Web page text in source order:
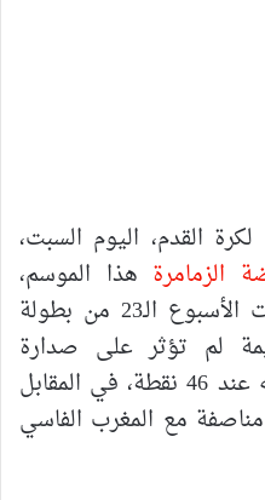
القدم، اليوم السبت،
الزمامرة هذا الموسم،
بهدف دون رد، ضمن مباريات الأسبوع الـ23 من بطولة
لم تؤثر على صدارة
الزمامرة، الذي تجمدت نقاطه عند 46 نقطة، في المقابل
مناصفة مع المغرب الفاسي